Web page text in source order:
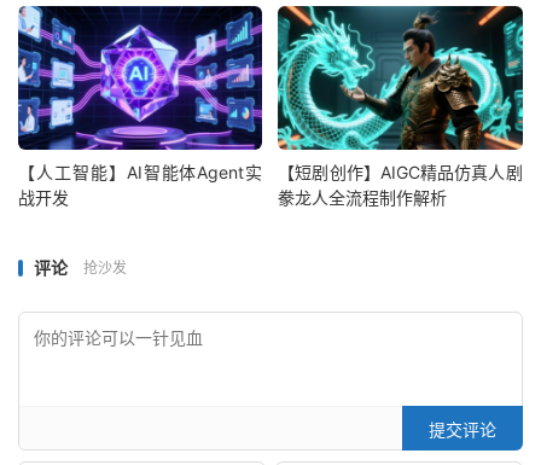
【人工智能】AI智能体Agent实
战开发
【短剧创作】AIGC精品仿真人剧
豢龙人全流程制作解析
评论 抢沙发
提交评论